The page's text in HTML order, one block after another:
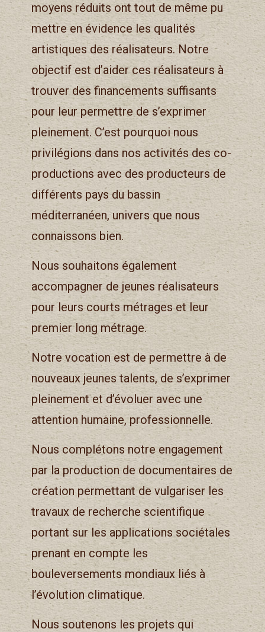
moyens réduits ont tout de même pu
mettre en évidence les qualités
artistiques des réalisateurs. Notre
objectif est d’aider ces réalisateurs à
trouver des financements suffisants
pour leur permettre de s’exprimer
pleinement. C’est pourquoi nous
privilégions dans nos activités des co-
productions avec des producteurs de
différents pays du bassin
méditerranéen, univers que nous
connaissons bien.
Nous souhaitons également
accompagner de jeunes réalisateurs
pour leurs courts métrages et leur
premier long métrage.
Notre vocation est de permettre à de
nouveaux jeunes talents, de s’exprimer
pleinement et d’évoluer avec une
attention humaine, professionnelle.
Nous complétons notre engagement
par la production de documentaires de
création permettant de vulgariser les
travaux de recherche scientifique
portant sur les applications sociétales
prenant en compte les
bouleversements mondiaux liés à
l’évolution climatique.
Nous soutenons les projets qui